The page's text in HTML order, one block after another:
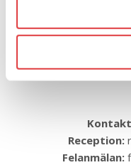
Soft
Reception:
Felanmälan: